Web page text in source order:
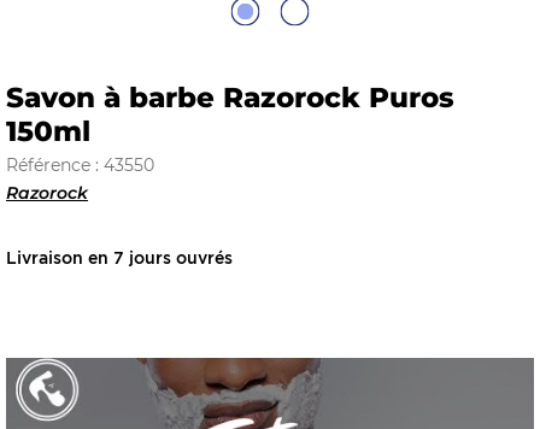
Savon à barbe Razorock Puros
150ml
Référence : 43550
Razorock
Livraison en 7 jours ouvrés